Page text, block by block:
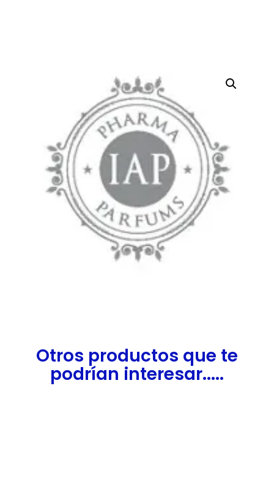
Otros productos que te
podrían interesar.....